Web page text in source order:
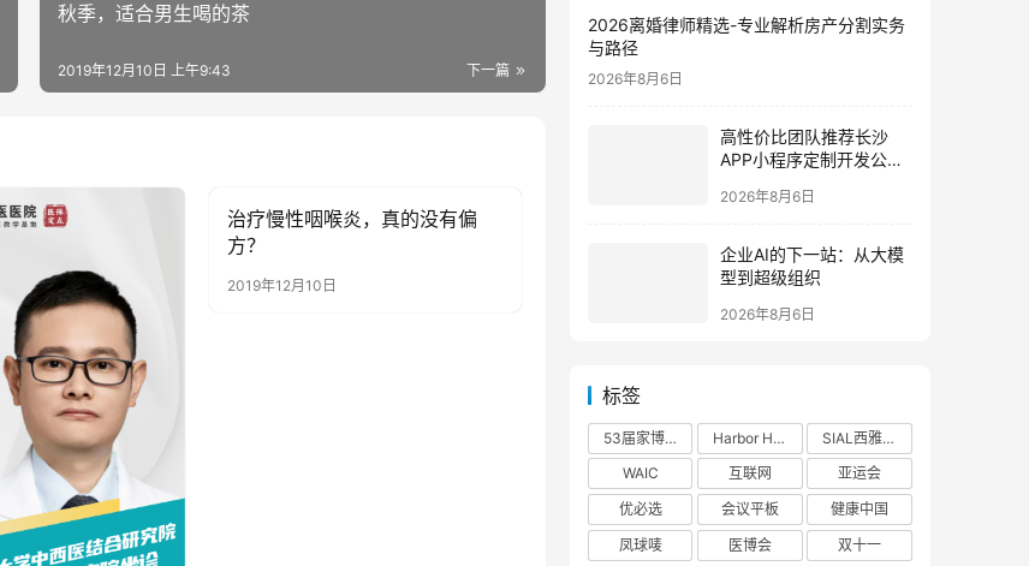
秋季，适合男生喝的茶
下一篇
2019年12月10日 上午9:43
健康资讯
治疗慢性咽喉炎，真的没有偏
方？
2019年12月10日
2026离婚律师精选-专业解析房产分割实务
与路径
2026年8月6日
高性价比团队推荐长沙
APP小程序定制开发公司
哪家好？2026垂直赛道测
2026年8月6日
企业AI的下一站：从大模
型到超级组织
2026年8月6日
标签
53届家博会 Harbor House
SIAL西雅展
WAIC
互联网
亚运会
优必选
会议平板
健康中国
凤球唛
医博会
双十一